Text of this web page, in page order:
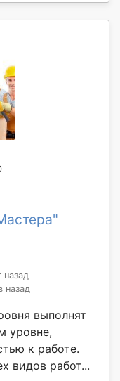
назад
назад
выполнят
уровне,
к работе.
видов работ...